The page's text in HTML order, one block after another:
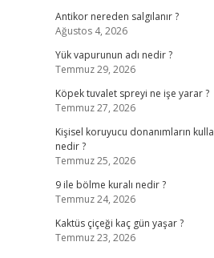
Antikor nereden salgılanır ?
Ağustos 4, 2026
Yük vapurunun adı nedir ?
Temmuz 29, 2026
Köpek tuvalet spreyi ne işe yarar ?
Temmuz 27, 2026
Kişisel koruyucu donanımların
nedir ?
Temmuz 25, 2026
9 ile bölme kuralı nedir ?
Temmuz 24, 2026
Kaktüs çiçeği kaç gün yaşar ?
Temmuz 23, 2026